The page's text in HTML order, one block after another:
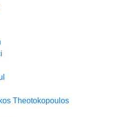
Theotokopoulos